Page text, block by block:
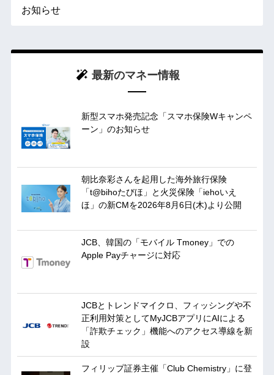
お知らせ
最新のマネー情報
新型スマホ発売記念「スマホ保険Wキャンペ
ーン」のお知らせ
朝比奈彩さんを起用した海外旅行保険
「t@bihoたびほ」と火災保険「iehoいえ
ほ」の新CMを2026年8月6日(木)より公開
JCB、韓国の「モバイル Tmoney」での
Apple Payチャージに対応
JCBとトレンドマイクロ、フィッシングや不
正利用対策としてMyJCBアプリにAIによる
「詐欺チェック」機能へのアクセス導線を新
設
フィリップ証券主催「Club Chemistry」に登